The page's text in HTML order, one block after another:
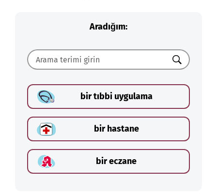
Aradığım:
Ara
bir tıbbi uygulama
bir hastane
bir eczane